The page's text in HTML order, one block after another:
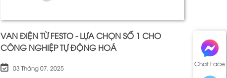
Chat Face
VAN ĐIỆN TỪ FESTO - LỰA CHỌN SỐ 1 CHO
CÔNG NGHIỆP TỰ ĐỘNG HOÁ
03 Tháng 07, 2025